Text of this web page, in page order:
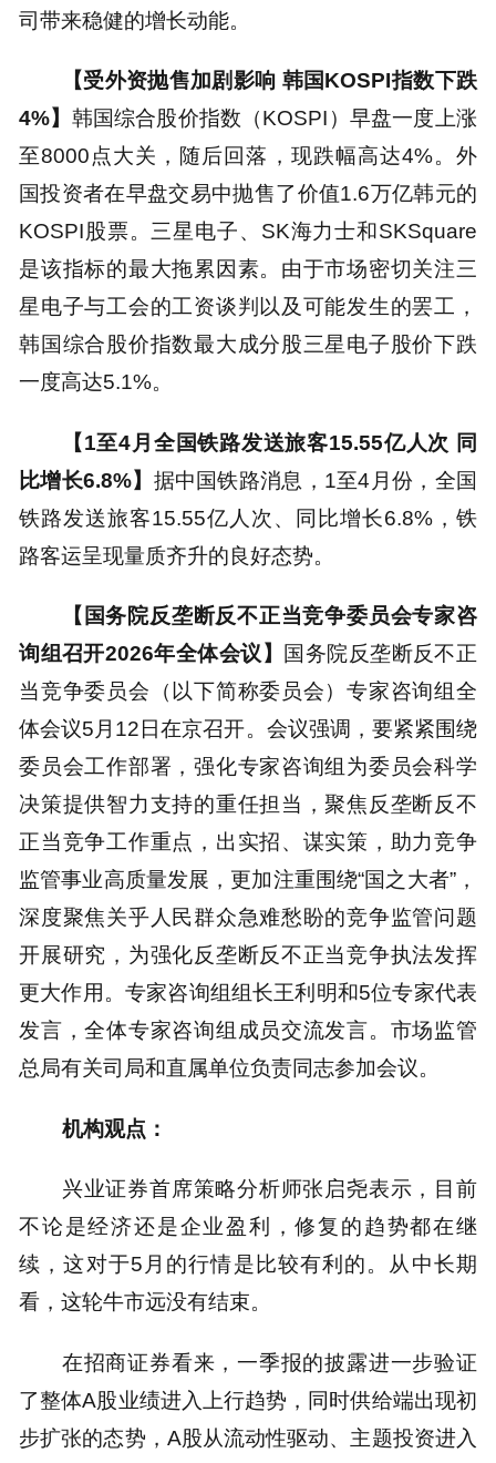
司带来稳健的增长动能。
【受外资抛售加剧影响 韩国KOSPI指数下跌
4%】 韩国综合股价指数（KOSPI）早盘一度上涨
至8000点大关，随后回落，现跌幅高达4%。外
国投资者在早盘交易中抛售了价值1.6万亿韩元的
KOSPI股票。三星电子、SK海力士和SKSquare
是该指标的最大拖累因素。由于市场密切关注三
星电子与工会的工资谈判以及可能发生的罢工，
韩国综合股价指数最大成分股三星电子股价下跌
一度高达5.1%。
【1至4月全国铁路发送旅客15.55亿人次 同
比增长6.8%】 据中国铁路消息，1至4月份，全国
铁路发送旅客15.55亿人次、同比增长6.8%，铁
路客运呈现量质齐升的良好态势。
【国务院反垄断反不正当竞争委员会专家咨
询组召开2026年全体会议】 国务院反垄断反不正
当竞争委员会（以下简称委员会）专家咨询组全
体会议5月12日在京召开。会议强调，要紧紧围绕
委员会工作部署，强化专家咨询组为委员会科学
决策提供智力支持的重任担当，聚焦反垄断反不
正当竞争工作重点，出实招、谋实策，助力竞争
监管事业高质量发展，更加注重围绕“国之大者”，
深度聚焦关乎人民群众急难愁盼的竞争监管问题
开展研究，为强化反垄断反不正当竞争执法发挥
更大作用。专家咨询组组长王利明和5位专家代表
发言，全体专家咨询组成员交流发言。市场监管
总局有关司局和直属单位负责同志参加会议。
机构观点：
兴业证券首席策略分析师张启尧表示，目前
不论是经济还是企业盈利，修复的趋势都在继
续，这对于5月的行情是比较有利的。从中长期
看，这轮牛市远没有结束。
在招商证券看来，一季报的披露进一步验证
了整体A股业绩进入上行趋势，同时供给端出现初
步扩张的态势，A股从流动性驱动、主题投资进入